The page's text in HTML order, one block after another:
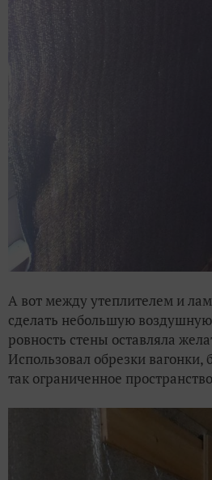
А вот между утеплителем и
сделать небольшую
ровность стены оставляла
Использовал обрезки вагонки,
так ограниченное